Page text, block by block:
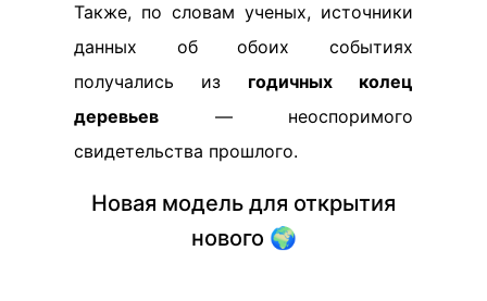
Также, по словам ученых, источники
данных об обоих событиях
получались из годичных колец
деревьев — неоспоримого
свидетельства прошлого.
Новая модель для открытия
нового 🌍